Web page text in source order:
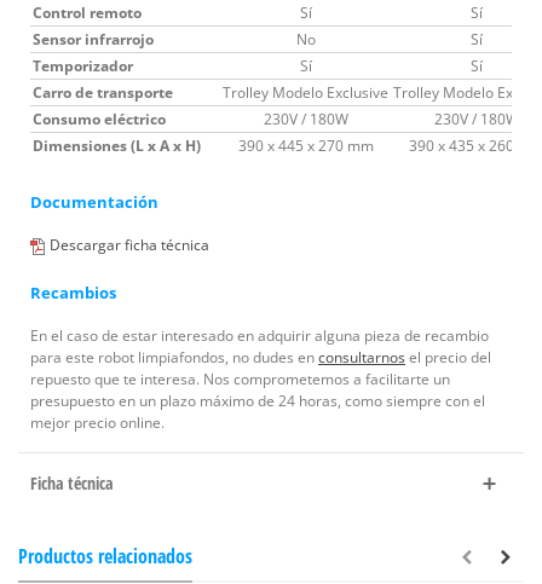
Control remoto
Sí
Sí
Sensor infrarrojo
No
Sí
Temporizador
Sí
Sí
Carro de transporte
Trolley Modelo Exclusive Trolley Modelo
Consumo eléctrico
230V / 180W
230V / 180W
Dimensiones (L x A x H)
390 x 445 x 270 mm 390 x 435 x 260
Documentación
Descargar ficha técnica
Recambios
En el caso de estar interesado en adquirir alguna pieza de recambio
para este robot limpiafondos, no dudes enconsultarnosel precio del
repuesto que te interesa. Nos comprometemos a facilitarte un
presupuesto en un plazo máximo de 24 horas, como siempre con el
mejor precio online.
Ficha técnica
Productos relacionados